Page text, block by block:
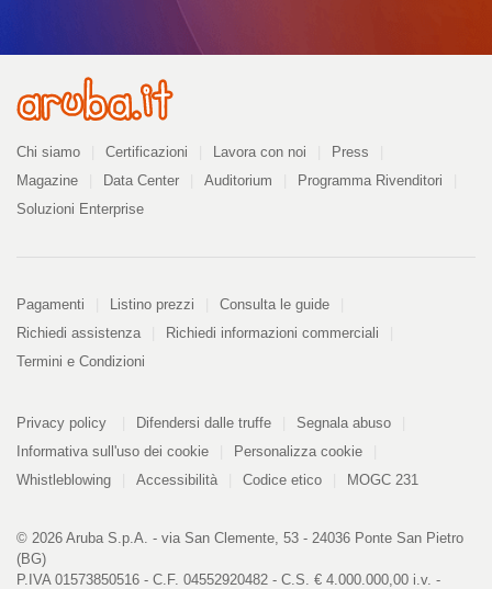
Azienda
Chi siamo Certificazioni Lavora con noi
Press
Magazine
Data Center Auditorium
Programma Rivenditori
Soluzioni Enterprise
Pagamenti
Pagamenti Listino prezzi
Consulta le guide
Richiedi assistenza
Richiedi informazioni commerciali
Termini e Condizioni
Informazioni
Privacy policy
PDF
kB
Difendersi dalle truffe
Segnala abuso
Informativa sull'uso dei cookie
Personalizza cookie
Whistleblowing
Accessibilità Codice etico MOGC 231
© 2026 Aruba S.p.A. - via San Clemente, 53 - 24036 Ponte San Pietro
(BG)
P.IVA 01573850516 - C.F. 04552920482 - C.S. € 4.000.000,00 i.v. -